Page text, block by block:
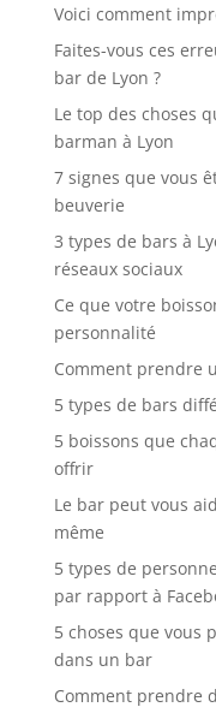
Voici comment
Faites-vous ces
bar de Lyon ?
Le top des choses
barman à Lyon
7 signes que vous
beuverie
3 types de bars à
réseaux sociaux
Ce que votre
personnalité
Comment prendre
5 types de bars
5 boissons que
offrir
Le bar peut vous
même
5 types de
par rapport à
5 choses que vous
dans un bar
Comment prendre